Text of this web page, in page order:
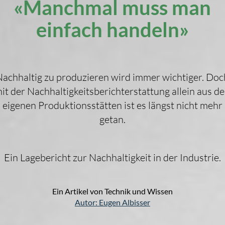
«Manchmal muss man
einfach handeln»
zu produzieren wird immer wichtiger.
der Nachhaltigkeitsberichterstattung allein aus
eigenen Produktionsstätten ist es längst nicht mehr
getan.
Ein Lagebericht zur Nachhaltigkeit in der Industrie.
Ein Artikel von Technik und Wissen
Autor: Eugen Albisser